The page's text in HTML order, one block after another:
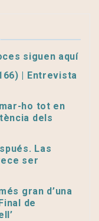
siguen aquí
| Entrevista
ho tot en
dels
Las
ser
gran d’una
de